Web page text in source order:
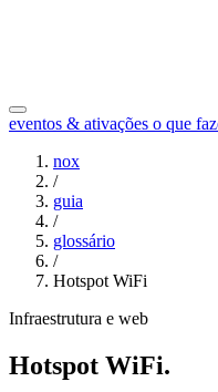
eventos & ativações o que
nox
/
guia
/
glossário
/
Hotspot WiFi
Infraestrutura e web
Hotspot WiFi.